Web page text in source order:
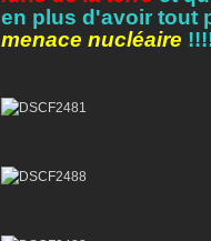
en plus d'avoir tout
menace nucléaire